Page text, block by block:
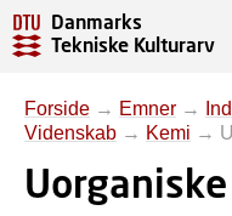
Danmarks
Tekniske Kulturarv
Forside → Emner →
Videnskab → Kemi →